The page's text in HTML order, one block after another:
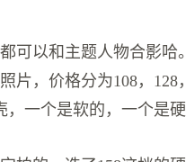
可以和主题人物合影
片，价格分为108，128
一个是软的，一个是硬